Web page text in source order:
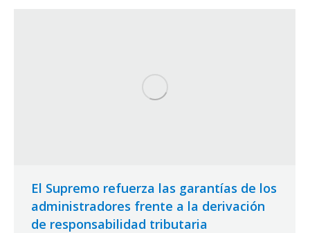
El Supremo refuerza las garantías de los
administradores frente a la derivación
de responsabilidad tributaria